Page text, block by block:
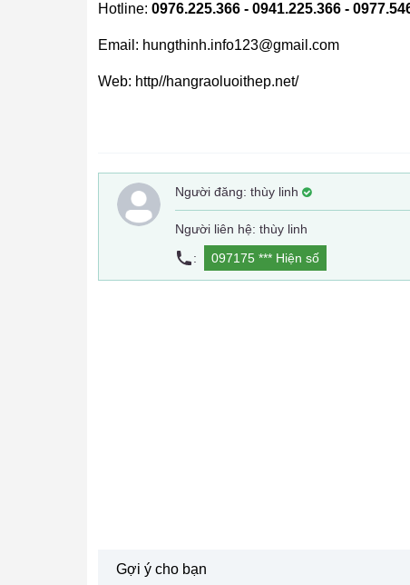
Hotline: 0976.225.366 - 0941.225.366 -
Email: hungthinh.info123@gmail.com
Web: http//hangraoluoithep.net/
Người đăng: thùy linh
Người liên hệ: thùy linh
:
097175 *** Hiện số
Gợi ý cho bạn